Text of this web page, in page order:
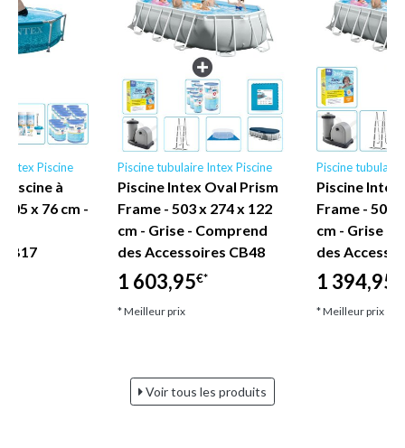
Intex Piscine
Piscine à
x 76 cm -
Piscine tubulaire Intex Piscine
Piscine Intex Oval Prism
Frame - 503 x 274 x 122
cm - Grise - Comprend
des Accessoires CB48
1 603,95€*
* Meilleur prix
Piscine
Piscine
Frame - 503
cm - Grise -
des
1 394,95
* Meilleur prix
Voir tous les produits